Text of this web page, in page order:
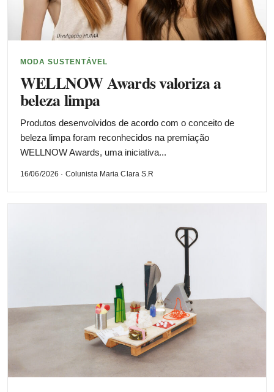
MODA SUSTENTÁVEL
WELLNOW Awards valoriza a
beleza limpa
Produtos desenvolvidos de acordo com o conceito de
beleza limpa foram reconhecidos na premiação
WELLNOW Awards, uma iniciativa...
16/06/2026 · Colunista Maria Clara S.R